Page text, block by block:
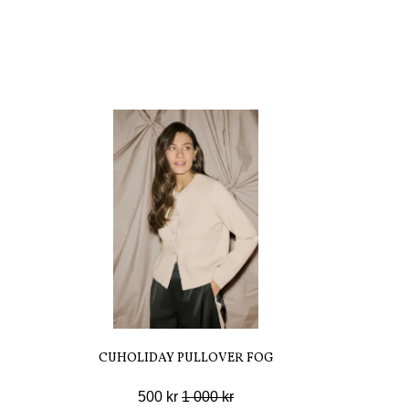
CUHOLIDAY PULLOVER FOG
500 kr 1 000 kr